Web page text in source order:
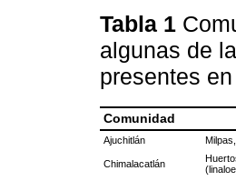
Tabla 1
algunas de
presentes
Comunidad
Ajuchitlán
Chimalacatlán